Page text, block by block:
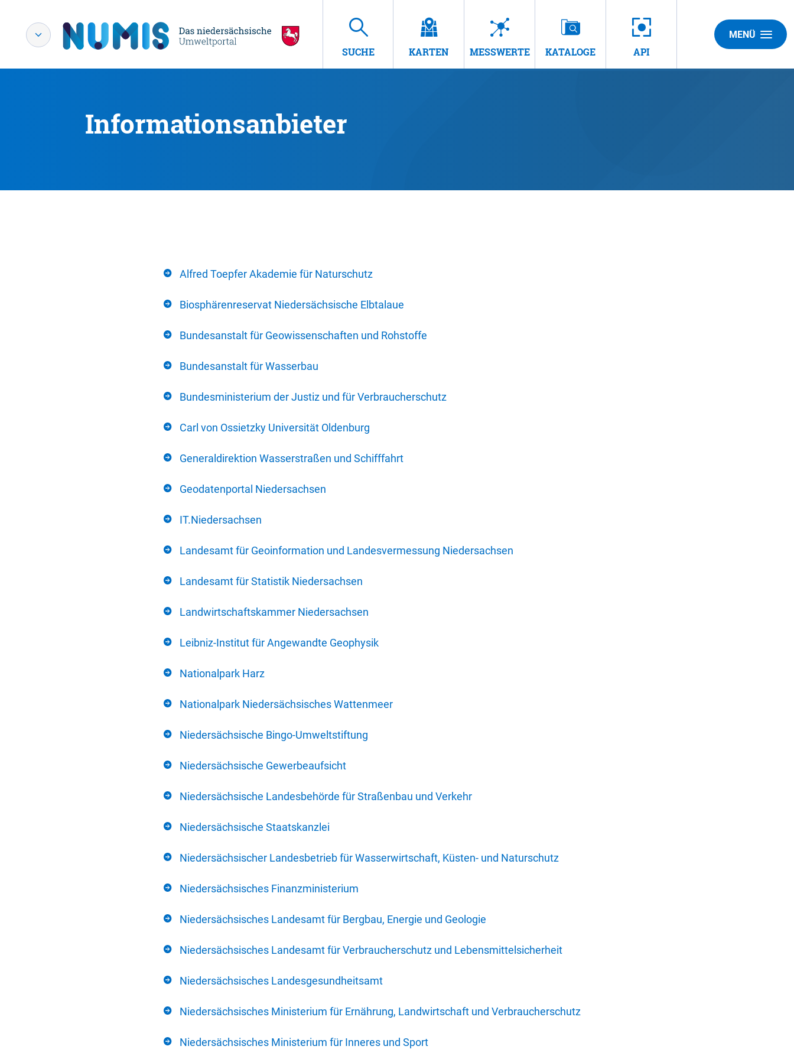
SUCHE KARTEN MESSWERTE KATALOGE API
MENÜ
Informationsanbieter
Alfred Toepfer Akademie für Naturschutz
Biosphärenreservat Niedersächsische Elbtalaue
Bundesanstalt für Geowissenschaften und Rohstoffe
Bundesanstalt für Wasserbau
Bundesministerium der Justiz und für Verbraucherschutz
Carl von Ossietzky Universität Oldenburg
Generaldirektion Wasserstraßen und Schifffahrt
Geodatenportal Niedersachsen
IT.Niedersachsen
Landesamt für Geoinformation und Landesvermessung Niedersachsen
Landesamt für Statistik Niedersachsen
Landwirtschaftskammer Niedersachsen
Leibniz-Institut für Angewandte Geophysik
Nationalpark Harz
Nationalpark Niedersächsisches Wattenmeer
Niedersächsische Bingo-Umweltstiftung
Niedersächsische Gewerbeaufsicht
Niedersächsische Landesbehörde für Straßenbau und Verkehr
Niedersächsische Staatskanzlei
Niedersächsischer Landesbetrieb für Wasserwirtschaft, Küsten- und Naturschutz
Niedersächsisches Finanzministerium
Niedersächsisches Landesamt für Bergbau, Energie und Geologie
Niedersächsisches Landesamt für Verbraucherschutz und Lebensmittelsicherheit
Niedersächsisches Landesgesundheitsamt
Niedersächsisches Ministerium für Ernährung, Landwirtschaft und Verbraucherschutz
Niedersächsisches Ministerium für Inneres und Sport